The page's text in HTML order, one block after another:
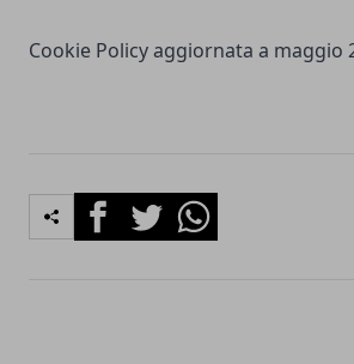
Cookie Policy aggiornata a maggio
FacebookTwitterWhatsapp